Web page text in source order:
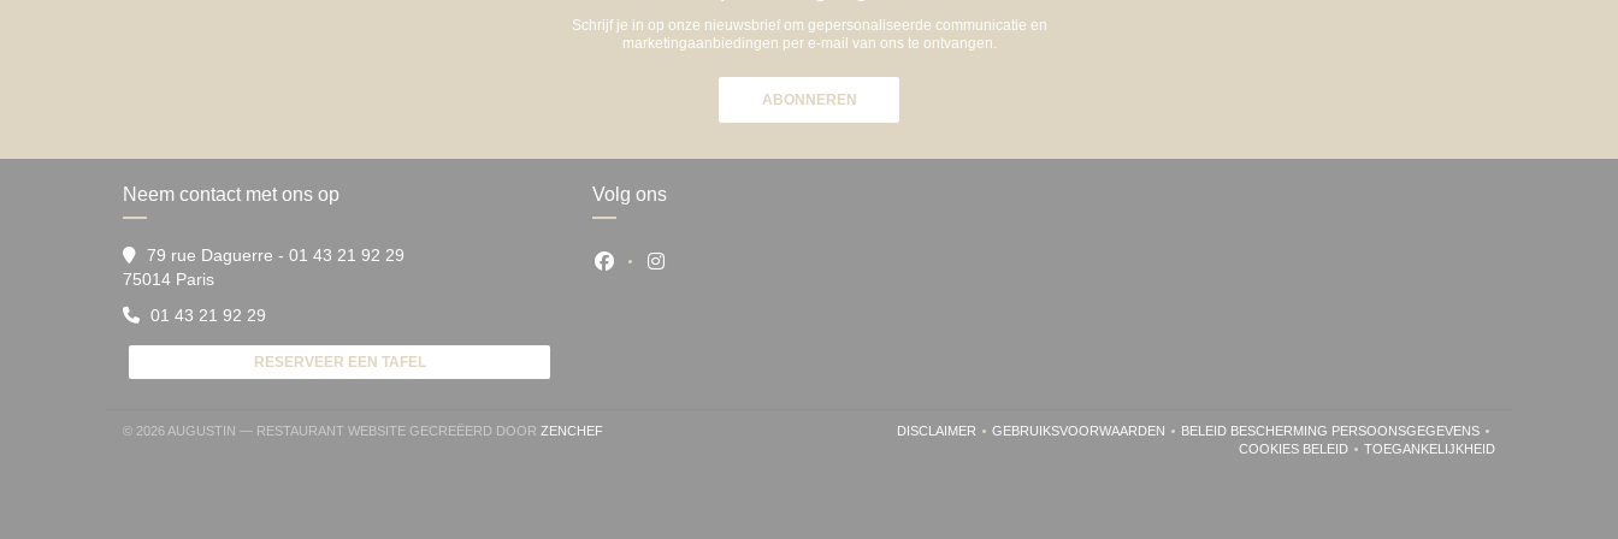
Schrijf je in op onze nieuwsbrief om gepersonaliseerde communicatie en
marketingaanbiedingen per e-mail van ons te ontvangen.
ABONNEREN
Neem contact met ons op
79 rue Daguerre - 01 43 21 92 29
75014 Paris((opent in een nieuw venster))
01 43 21 92 29
RESERVEER EEN TAFEL
Volg ons
Facebook ((opent in een nieuw venster))
Instagram ((opent in een nieuw venster))
© 2026 AUGUSTIN — RESTAURANT WEBSITE GECREËERD DOOR ZENCHEF((OPENT IN EEN NIEUW VENSTER)) DISCLAIMER((OPENT IN EEN NIEUW VENSTER))
GEBRUIKSVOORWAARDEN((OPENT IN EEN NIEUW VENSTER))
BELEID BESCHERMING PERSOONSGEGEVENS
((OPENT IN EEN NIEUW VENSTER))
COOKIES BELEID((OPENT IN EEN NIEUW VENSTER))
TOEGANKELIJKHEID((OPENT IN EEN NIEUW